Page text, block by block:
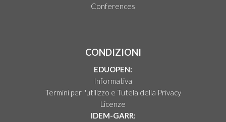
Conferences
CONDIZIONI
EDUOPEN:
Informativa
Termini per l'utilizzo e Tutela della Privacy
Licenze
IDEM-GARR: